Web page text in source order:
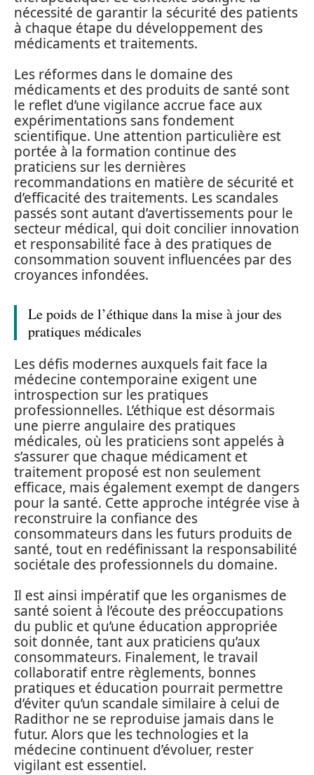
nécessité de garantir la sécurité des patients
à chaque étape du développement des
médicaments et traitements.
Les réformes dans le domaine des
médicaments et des produits de santé sont
le reflet d’une vigilance accrue face aux
expérimentations sans fondement
scientifique. Une attention particulière est
portée à la formation continue des
praticiens sur les dernières
recommandations en matière de sécurité et
d’efficacité des traitements. Les scandales
passés sont autant d’avertissements pour le
secteur médical, qui doit concilier innovation
et responsabilité face à des pratiques de
consommation souvent influencées par des
croyances infondées.
Le poids de l’éthique dans la mise à jour des
pratiques médicales
Les défis modernes auxquels fait face la
médecine contemporaine exigent une
introspection sur les pratiques
professionnelles. L’éthique est désormais
une pierre angulaire des pratiques
médicales, où les praticiens sont appelés à
s’assurer que chaque médicament et
traitement proposé est non seulement
efficace, mais également exempt de dangers
pour la santé. Cette approche intégrée vise à
reconstruire la confiance des
consommateurs dans les futurs produits de
santé, tout en redéfinissant la responsabilité
sociétale des professionnels du domaine.
Il est ainsi impératif que les organismes de
santé soient à l’écoute des préoccupations
du public et qu’une éducation appropriée
soit donnée, tant aux praticiens qu’aux
consommateurs. Finalement, le travail
collaboratif entre règlements, bonnes
pratiques et éducation pourrait permettre
d’éviter qu’un scandale similaire à celui de
Radithor ne se reproduise jamais dans le
futur. Alors que les technologies et la
médecine continuent d’évoluer, rester
vigilant est essentiel.